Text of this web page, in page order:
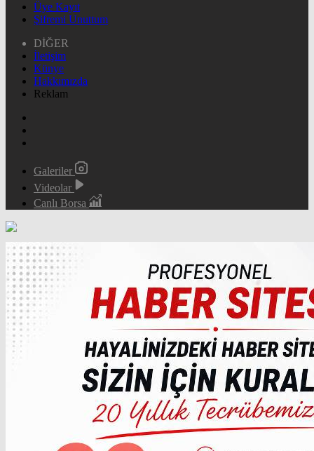
Üye Kayıt
Şifremi Unuttum
DİĞER
İletişim
Künye
Hakkımızda
Reklam
Galeriler
Videolar
Canlı Borsa